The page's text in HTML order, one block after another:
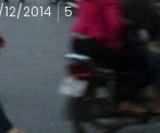
2014
5